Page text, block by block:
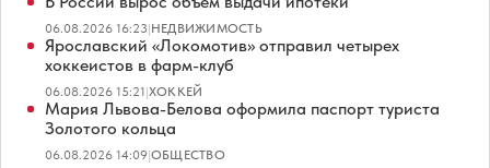
06.08.2026 16:23|НЕДВИЖИМОСТЬ
Ярославский «Локомотив» отправил четырех
хоккеистов в фарм-клуб
06.08.2026 15:21|ХОККЕЙ
Мария Львова-Белова оформила паспорт туриста
Золотого кольца
06.08.2026 14:09|ОБЩЕСТВО